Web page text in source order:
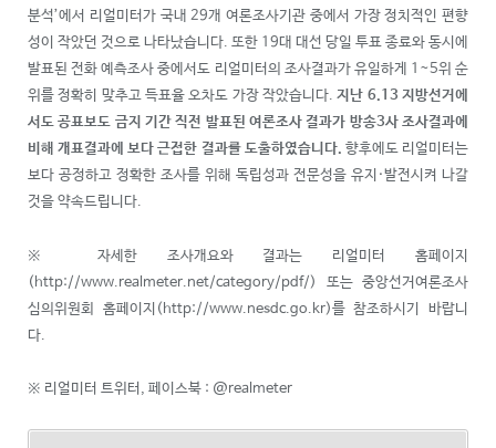
분석’에서 리얼미터가 국내 29개 여론조사기관 중에서 가장 정치적인 편향
성이 작았던 것으로 나타났습니다. 또한 19대 대선 당일 투표 종료와 동시에
발표된 전화 예측조사 중에서도 리얼미터의 조사결과가 유일하게 1~5위 순
위를 정확히 맞추고 득표율 오차도 가장 작았습니다.지난 6.13지방선거에
서도 공표보도 금지 기간 직전 발표된 여론조사 결과가 방송3사 조사결과에
비해 개표결과에 보다 근접한 결과를 도출하였습니다. 향후에도 리얼미터는
보다 공정하고 정확한 조사를 위해 독립성과 전문성을 유지·발전시켜 나갈
것을 약속드립니다.
※ 자세한 조사개요와 결과는 리얼미터 홈페이지
(http://www.realmeter.net/category/pdf/) 또는 중앙선거여론조사
심의위원회 홈페이지(http://www.nesdc.go.kr)를 참조하시기 바랍니
다.
※ 리얼미터 트위터, 페이스북 : @realmeter